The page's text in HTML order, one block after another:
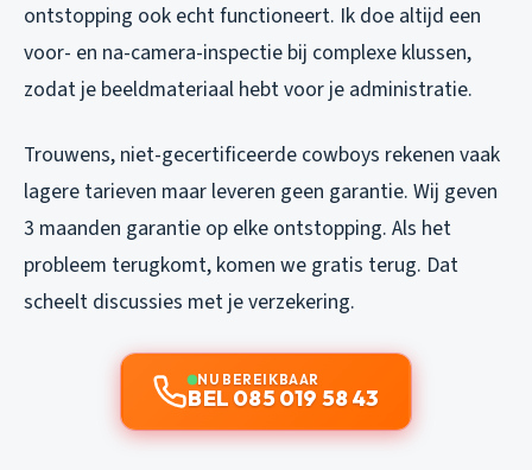
ontstopping ook echt functioneert. Ik doe altijd een
voor- en na-camera-inspectie bij complexe klussen,
zodat je beeldmateriaal hebt voor je administratie.
Trouwens, niet-gecertificeerde cowboys rekenen vaak
lagere tarieven maar leveren geen garantie. Wij geven
3 maanden garantie op elke ontstopping. Als het
probleem terugkomt, komen we gratis terug. Dat
scheelt discussies met je verzekering.
NU BEREIKBAAR
BEL 085 019 58 43